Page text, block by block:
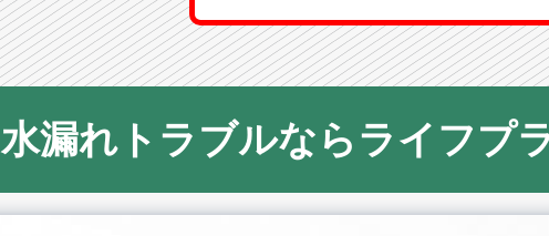
水漏れトラブルならライフプ